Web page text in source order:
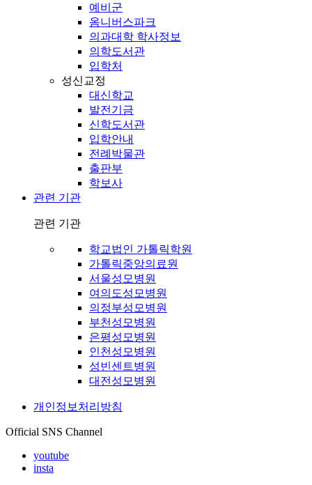
예비군
옴니버스파크
의과대학 학사정보
의학도서관
입학처
성신교정
대신학교
발전기금
신학도서관
입학안내
전례박물관
출판부
학보사
관련 기관
관련 기관
학교법인 가톨릭학원
가톨릭중앙의료원
서울성모병원
여의도성모병원
의정부성모병원
부천성모병원
은평성모병원
인천성모병원
성빈센트병원
대전성모병원
개인정보처리방침
Official SNS Channel
youtube
insta